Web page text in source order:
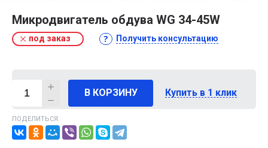
Микродвигатель обдува WG 34-45W
под заказ Получить консультацию
В КОРЗИНУ Купить в 1 клик
ПОДЕЛИТЬСЯ: